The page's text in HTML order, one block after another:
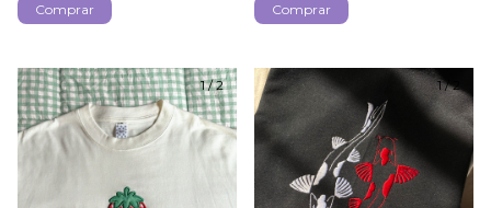
Comprar Comprar
1/2 1/2